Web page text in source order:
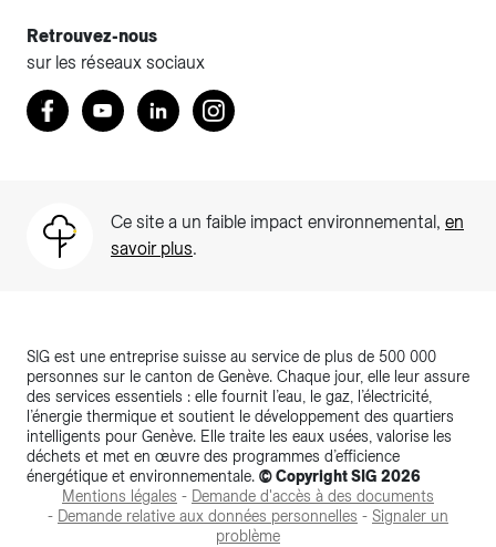
Retrouvez-nous
sur les réseaux sociaux
Retrouvez nous sur Facebook
YoutubeLinkedInInstagram
Ce site a un faible impact environnemental, en
savoir plus.
SIG est une entreprise suisse au service de plus de 500 000
personnes sur le canton de Genève. Chaque jour, elle leur assure
des services essentiels : elle fournit l’eau, le gaz, l’électricité,
l’énergie thermique et soutient le développement des quartiers
intelligents pour Genève. Elle traite les eaux usées, valorise les
déchets et met en œuvre des programmes d’efficience
énergétique et environnementale. © Copyright SIG 2026
Mentions légales - Demande d'accès à des documents
- Demande relative aux données personnelles - Signaler un
problème
Accéder à votre espace client SIG.
Votre espace client SIG n'est pas optimisé pour une
navigation mobile.
Téléchargez l'application SIG & moi (uniquement pour les
Particuliers)